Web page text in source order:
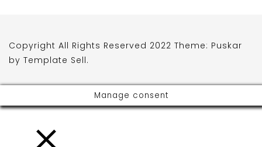
Copyright All Rights Reserved 2022 Theme: Puskar
by Template Sell.
Manage consent